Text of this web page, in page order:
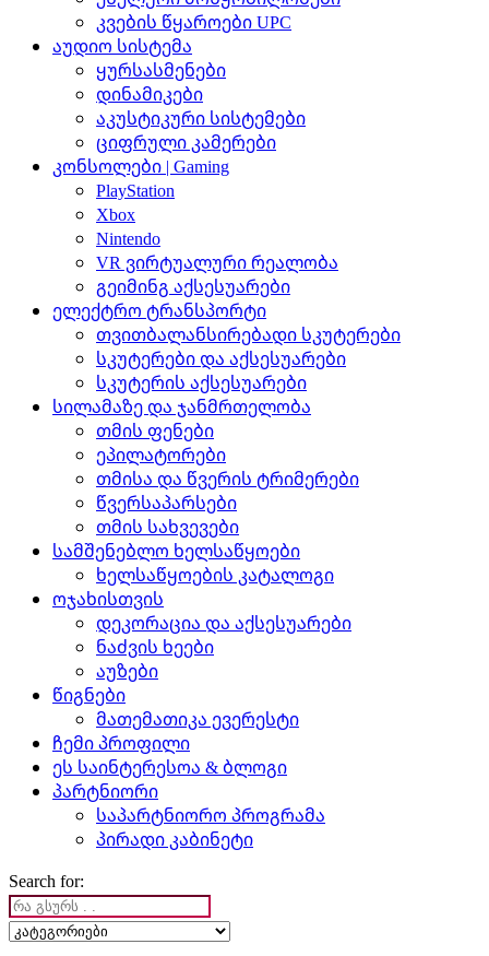
კვების წყაროები UPC
აუდიო სისტემა
ყურსასმენები
დინამიკები
აკუსტიკური სისტემები
ციფრული კამერები
კონსოლები | Gaming
PlayStation
Xbox
Nintendo
VR ვირტუალური რეალობა
გეიმინგ აქსესუარები
ელექტრო ტრანსპორტი
თვითბალანსირებადი სკუტერები
სკუტერები და აქსესუარები
სკუტერის აქსესუარები
სილამაზე და ჯანმრთელობა
თმის ფენები
ეპილატორები
თმისა და წვერის ტრიმერები
წვერსაპარსები
თმის სახვევები
სამშენებლო ხელსაწყოები
ხელსაწყოების კატალოგი
ოჯახისთვის
დეკორაცია და აქსესუარები
ნაძვის ხეები
აუზები
წიგნები
მათემათიკა ევერესტი
ჩემი პროფილი
ეს საინტერესოა & ბლოგი
პარტნიორი
საპარტნიორო პროგრამა
პირადი კაბინეტი
Search for: